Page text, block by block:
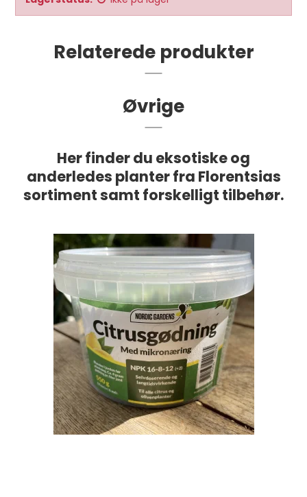
Relaterede produkter
Øvrige
Her finder du eksotiske og
anderledes planter fra Florentsias
sortiment samt forskelligt tilbehør.